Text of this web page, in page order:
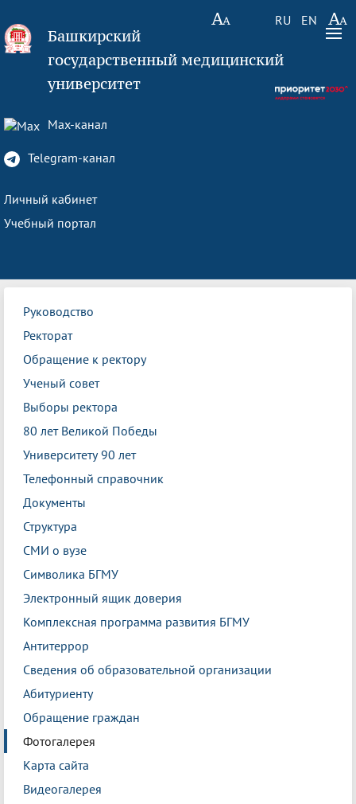
RU EN
Башкирский
государственный медицинский
университет
Max-канал
Telegram-канал
Личный кабинет
Учебный портал
Руководство
Ректорат
Обращение к ректору
Ученый совет
Выборы ректора
80 лет Великой Победы
Университету 90 лет
Телефонный справочник
Документы
Структура
СМИ о вузе
Символика БГМУ
Электронный ящик доверия
Комплексная программа развития БГМУ
Антитеррор
Сведения об образовательной организации
Абитуриенту
Обращение граждан
Фотогалерея
Карта сайта
Видеогалерея